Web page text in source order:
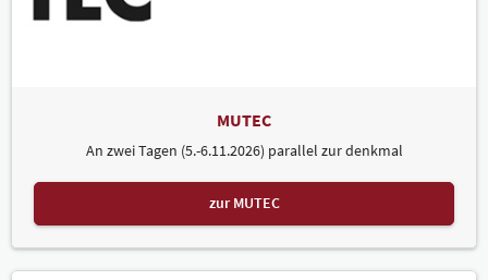
MUTEC
An zwei Tagen (5.-6.11.2026) parallel zur denkmal
zur MUTEC